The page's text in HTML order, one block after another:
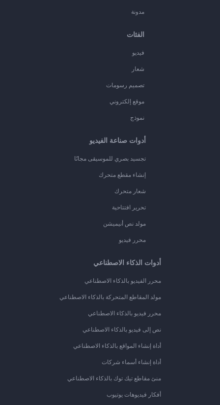
مدونة
الفئات
فيديو
شعار
تصميم رسومات
موقع إلكتروني
نموذج
أدوات صناعة الفيديو
تجسيد بصري للموسيقى مجانًا
إنشاء مقطع متحرك
شعار متحرك
تحرير افتتاحية
مولد نص أنيميشن
محرر فيديو
أدوات الذكاء الاصطناعي
محرر الفيديو بالذكاء الاصطناعي
مولد المقاطع المتحركة بالذكاء الاصطناعي
محرر فيديو بالذكاء الاصطناعي
نص إلى فيديو بالذكاء الاصطناعي
أداة إنشاء المواقع بالذكاء الاصطناعي
أداة إنشاء أسماء شركات
منئ مقاطع تيك توك بالذكاء الاصطناعي
أفكار فيديوهات يوتيوب